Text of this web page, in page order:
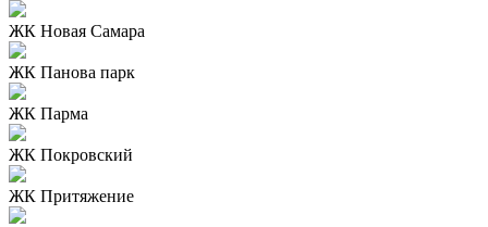
ЖК Новая Самара
ЖК Панова парк
ЖК Парма
ЖК Покровский
ЖК Притяжение